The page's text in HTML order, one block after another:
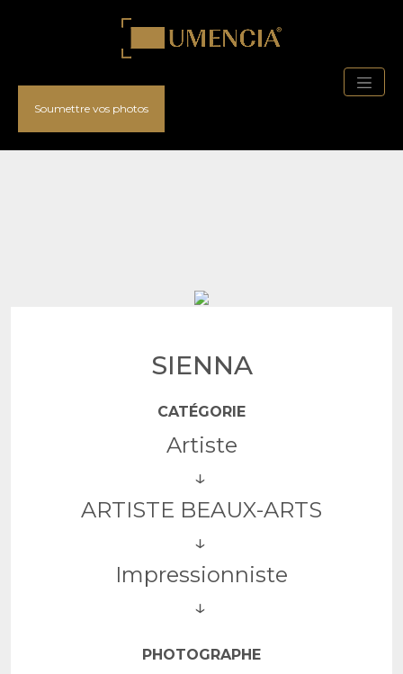
Soumettre vos photos
SIENNA
CATÉGORIE
Artiste
ARTISTE BEAUX-ARTS
Impressionniste
PHOTOGRAPHE